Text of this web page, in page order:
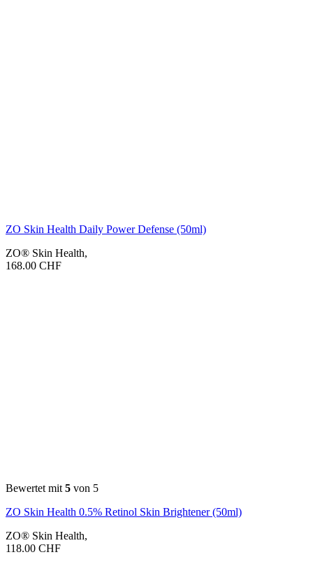
ZO Skin Health Daily Power Defense (50ml)
ZO® Skin Health,
168.00 CHF
Bewertet mit 5 von 5
ZO Skin Health 0.5% Retinol Skin Brightener (50ml)
ZO® Skin Health,
118.00 CHF